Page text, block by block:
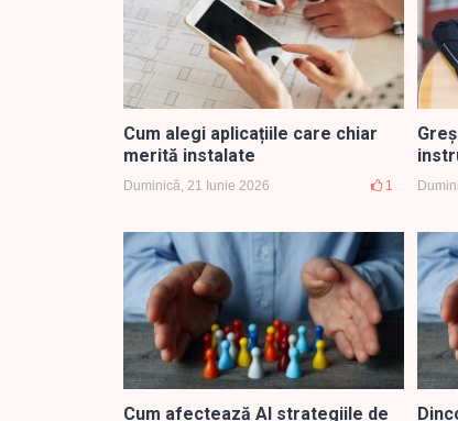
Cum alegi aplicațiile care chiar
merită instalate
Duminică, 21 Iunie 2026 1
Cum afectează AI strategiile de